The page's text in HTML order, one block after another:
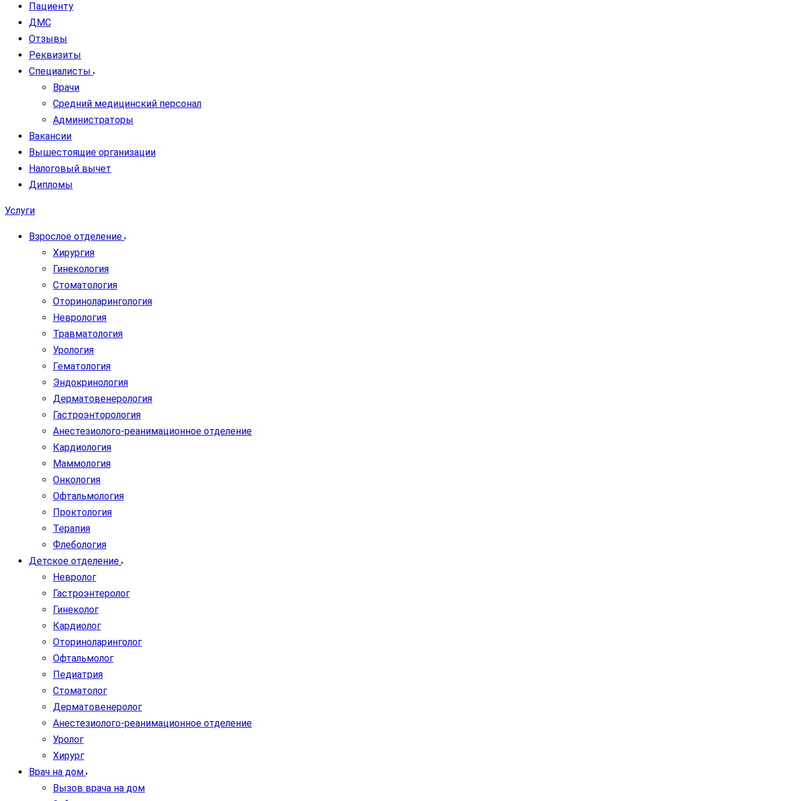
Пациенту
ДМС
Отзывы
Реквизиты
Специалисты
Врачи
Средний медицинский персонал
Администраторы
Вакансии
Вышестоящие организации
Налоговый вычет
Дипломы
Услуги
Взрослое отделение
Хирургия
Гинекология
Стоматология
Оториноларингология
Неврология
Травматология
Урология
Гематология
Эндокринология
Дерматовенерология
Гастроэнторология
Анестезиолого-реанимационное отделение
Кардиология
Маммология
Онкология
Офтальмология
Проктология
Терапия
Флебология
Детское отделение
Невролог
Гастроэнтеролог
Гинеколог
Кардиолог
Оториноларинголог
Офтальмолог
Педиатрия
Стоматолог
Дерматовенеролог
Анестезиолого-реанимационное отделение
Уролог
Хирург
Врач на дом
Вызов врача на дом